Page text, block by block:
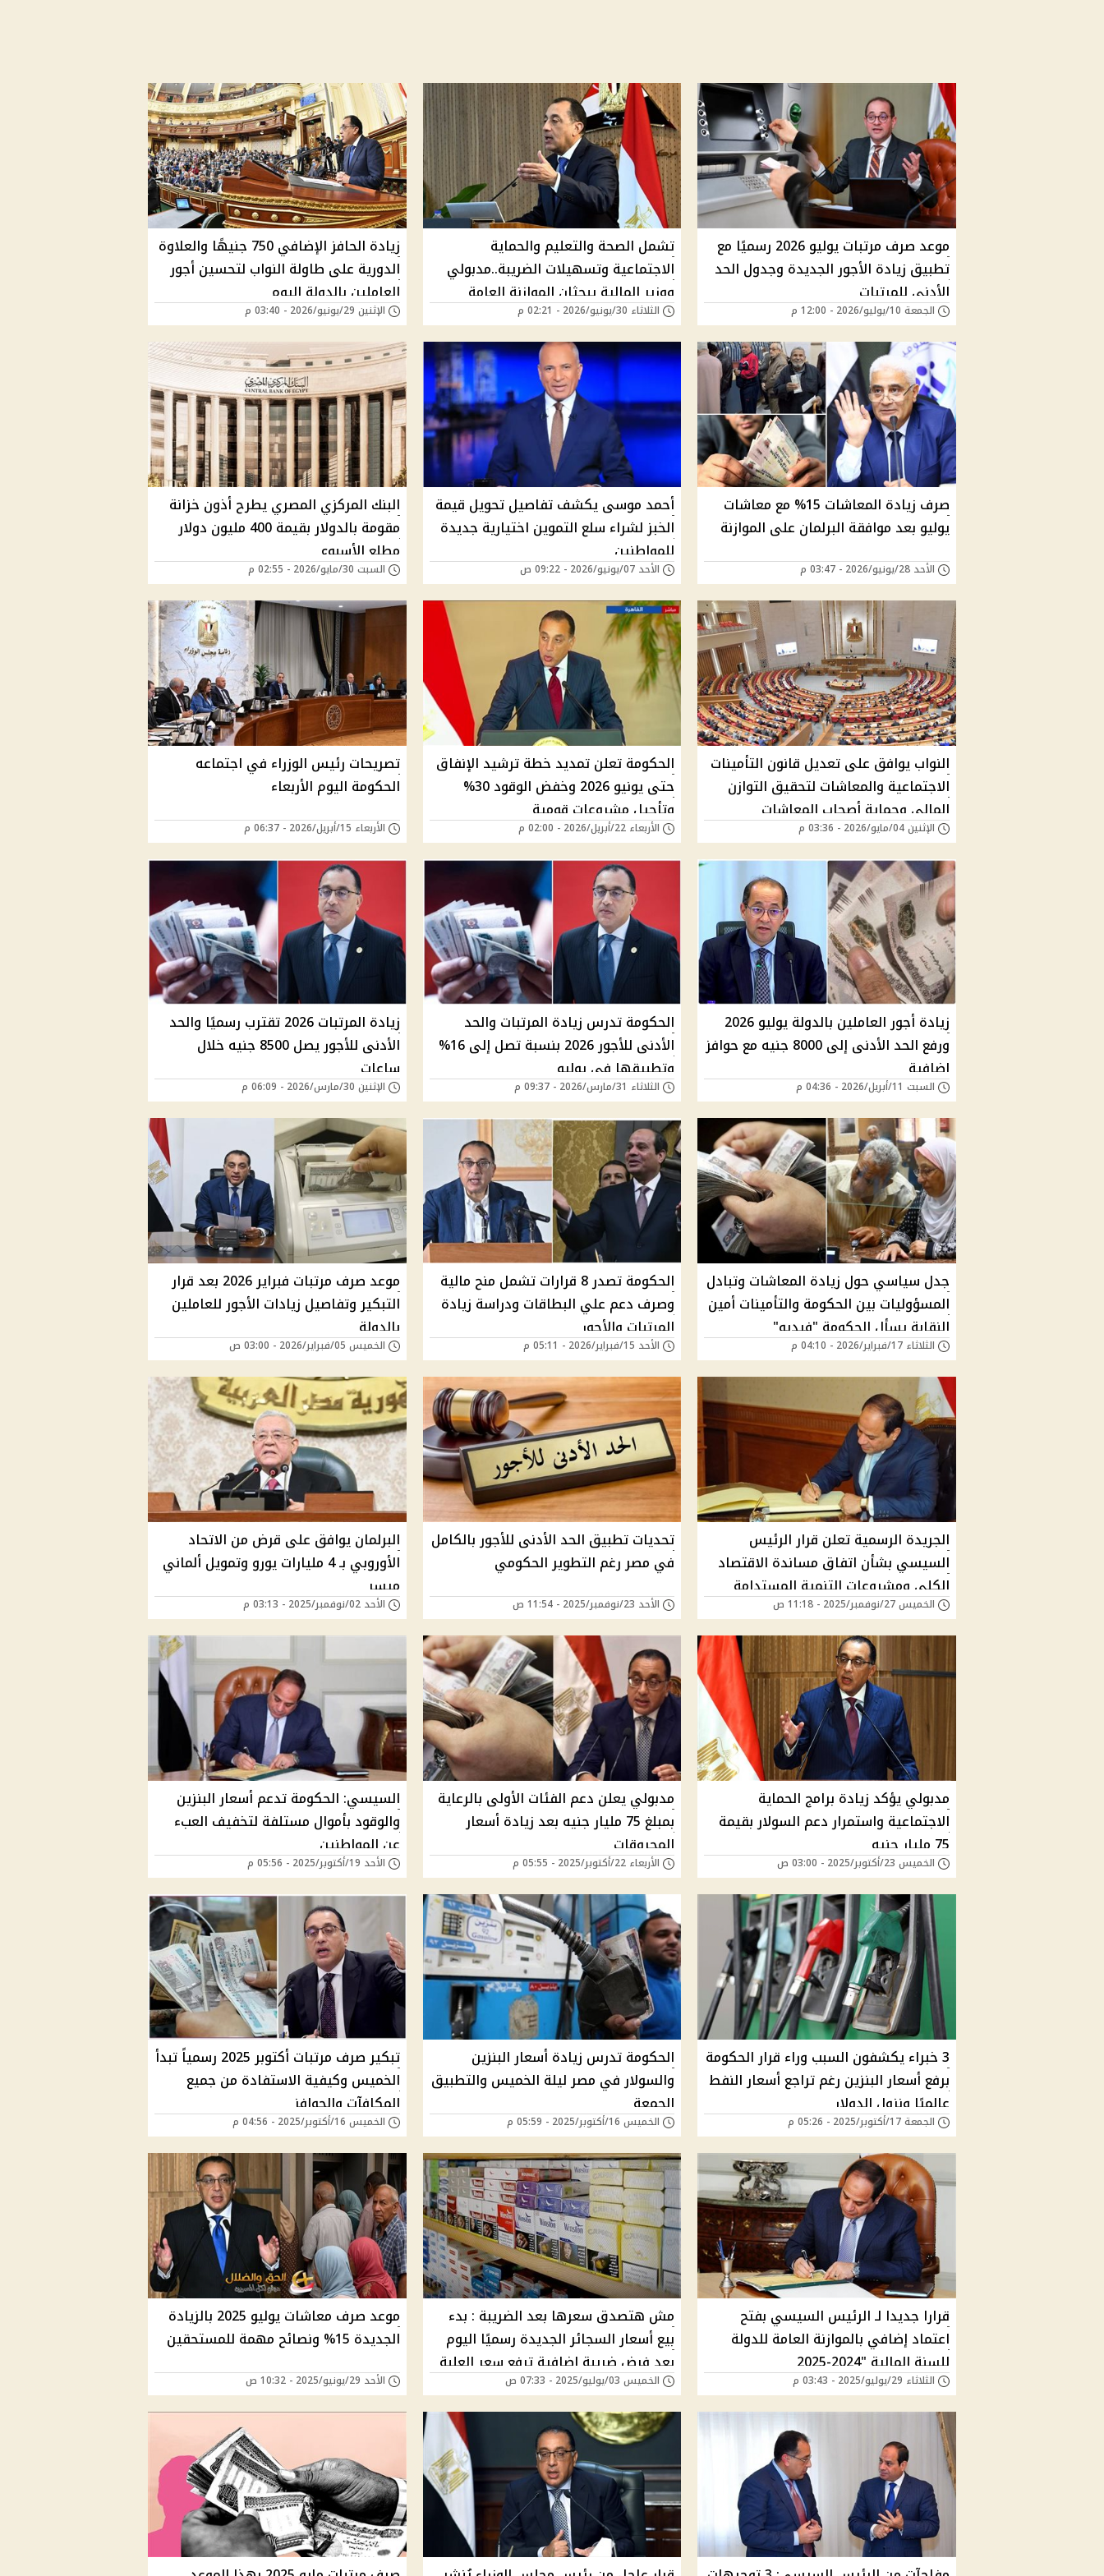
موعد صرف مرتبات يوليو 2026 رسميًا مع
تطبيق زيادة الأجور الجديدة وجدول الحد
الأدنى للمرتبات
الجمعة 10/يوليو/2026 - 12:00 م
تشمل الصحة والتعليم والحماية
الاجتماعية وتسهيلات الضريبة..مدبولي
ووزير المالية يبحثان الموازنة العامة
الجديدة
الثلاثاء 30/يونيو/2026 - 02:21 م
زيادة الحافز الإضافي 750 جنيهًا والعلاوة
الدورية على طاولة النواب لتحسين أجور
العاملين بالدولة اليوم
الإثنين 29/يونيو/2026 - 03:40 م
صرف زيادة المعاشات 15% مع معاشات
يوليو بعد موافقة البرلمان على الموازنة
الأحد 28/يونيو/2026 - 03:47 م
أحمد موسى يكشف تفاصيل تحويل قيمة
الخبز لشراء سلع التموين اختيارية جديدة
للمواطنين
الأحد 07/يونيو/2026 - 09:22 ص
البنك المركزي المصري يطرح أذون خزانة
مقومة بالدولار بقيمة 400 مليون دولار
مطلع الأسبوع
السبت 30/مايو/2026 - 02:55 م
النواب يوافق على تعديل قانون التأمينات
الاجتماعية والمعاشات لتحقيق التوازن
المالي وحماية أصحاب المعاشات
الإثنين 04/مايو/2026 - 03:36 م
الحكومة تعلن تمديد خطة ترشيد الإنفاق
حتى يونيو 2026 وخفض الوقود 30%
وتأجيل مشروعات قومية
الأربعاء 22/أبريل/2026 - 02:00 م
تصريحات رئيس الوزراء في اجتماعه
الحكومة اليوم الأربعاء
الأربعاء 15/أبريل/2026 - 06:37 م
زيادة أجور العاملين بالدولة يوليو 2026
ورفع الحد الأدنى إلى 8000 جنيه مع حوافز
إضافية
السبت 11/أبريل/2026 - 04:36 م
الحكومة تدرس زيادة المرتبات والحد
الأدنى للأجور 2026 بنسبة تصل إلى 16%
وتطبيقها في يوليو
الثلاثاء 31/مارس/2026 - 09:37 م
زيادة المرتبات 2026 تقترب رسميًا والحد
الأدنى للأجور يصل 8500 جنيه خلال
ساعات
الإثنين 30/مارس/2026 - 06:09 م
جدل سياسي حول زيادة المعاشات وتبادل
المسؤوليات بين الحكومة والتأمينات أمين
النقابة يسأل الحكومة "فيديو"
الثلاثاء 17/فبراير/2026 - 04:10 م
الحكومة تصدر 8 قرارات تشمل منح مالية
وصرف دعم علي البطاقات ودراسة زيادة
المرتبات والأجور
الأحد 15/فبراير/2026 - 05:11 م
موعد صرف مرتبات فبراير 2026 بعد قرار
التبكير وتفاصيل زيادات الأجور للعاملين
بالدولة
الخميس 05/فبراير/2026 - 03:00 ص
الجريدة الرسمية تعلن قرار الرئيس
السيسي بشأن اتفاق مساندة الاقتصاد
الكلى ومشروعات التنمية المستدامة
الخميس 27/نوفمبر/2025 - 11:18 ص
تحديات تطبيق الحد الأدنى للأجور بالكامل
في مصر رغم التطوير الحكومي
الأحد 23/نوفمبر/2025 - 11:54 ص
البرلمان يوافق على قرض من الاتحاد
الأوروبي بـ 4 مليارات يورو وتمويل ألماني
ميسر
الأحد 02/نوفمبر/2025 - 03:13 م
مدبولي يؤكد زيادة برامج الحماية
الاجتماعية واستمرار دعم السولار بقيمة
75 مليار جنيه
الخميس 23/أكتوبر/2025 - 03:00 ص
مدبولي يعلن دعم الفئات الأولى بالرعاية
بمبلغ 75 مليار جنيه بعد زيادة أسعار
المحروقات
الأربعاء 22/أكتوبر/2025 - 05:55 م
السيسي: الحكومة تدعم أسعار البنزين
والوقود بأموال مستلفة لتخفيف العبء
عن المواطنين
الأحد 19/أكتوبر/2025 - 05:56 م
3 خبراء يكشفون السبب وراء قرار الحكومة
برفع أسعار البنزين رغم تراجع أسعار النفط
عالميًا ونزول الدولار
الجمعة 17/أكتوبر/2025 - 05:26 م
الحكومة تدرس زيادة أسعار البنزين
والسولار في مصر ليلة الخميس والتطبيق
الجمعة
الخميس 16/أكتوبر/2025 - 05:59 م
تبكير صرف مرتبات أكتوبر 2025 رسمياً تبدأ
الخميس وكيفية الاستفادة من جميع
المكافآت والحوافز
الخميس 16/أكتوبر/2025 - 04:56 م
قرارا جديدا لـ الرئيس السيسي بفتح
اعتماد إضافي بالموازنة العامة للدولة
للسنة المالية "2024-2025
الثلاثاء 29/يوليو/2025 - 03:43 م
مش هتصدق سعرها بعد الضريبة : بدء
بيع أسعار السجائر الجديدة رسميًا اليوم
بعد فرض ضريبة إضافية ترفع سعر العلبة
بشكل غير مسبوق -علبتك وصلت كام؟
الخميس 03/يوليو/2025 - 07:33 ص
موعد صرف معاشات يوليو 2025 بالزيادة
الجديدة 15% ونصائح مهمة للمستحقين
الأحد 29/يونيو/2025 - 10:32 ص